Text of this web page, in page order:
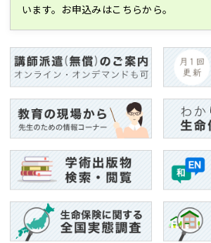
います。お申込みはこちらから。